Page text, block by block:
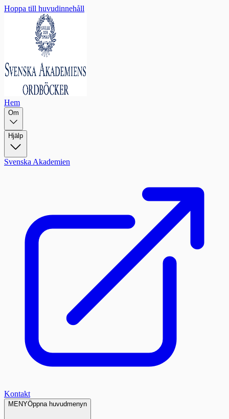
Hoppa till huvudinnehåll
Hem
Om
Hjälp
Svenska Akademien
Kontakt
MENYÖppna huvudmenyn